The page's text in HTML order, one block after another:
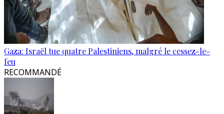
Gaza: Israël tue quatre Palestiniens, malgré le cessez-le-
feu
RECOMMANDÉ